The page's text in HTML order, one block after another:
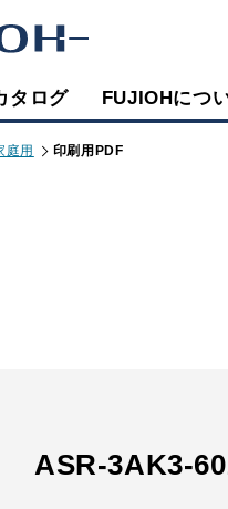
タログ FUJIOHにつ
庭用 印刷用PDF
ASR-3AK3-